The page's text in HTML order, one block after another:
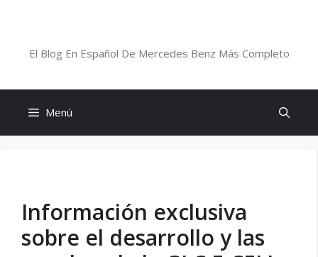
El Blog En Español De Mercedes Benz Más Completo
Menú
Información exclusiva
sobre el desarrollo y las